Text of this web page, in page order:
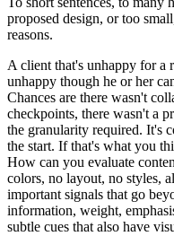
proposed design, or too
reasons.
A client that's unhappy for a
unhappy though he or her
Chances are there wasn't
checkpoints, there wasn't a
the granularity required. It's
the start. If that's what you
How can you evaluate
colors, no layout, no styles,
important signals that go
information, weight,
subtle cues that also have